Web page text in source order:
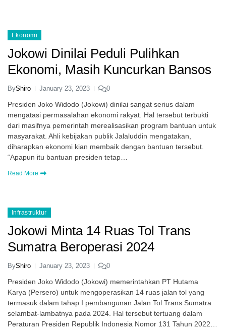
Ekonomi
Jokowi Dinilai Peduli Pulihkan
Ekonomi, Masih Kuncurkan Bansos
ByShiro January 23, 2023 0
Presiden Joko Widodo (Jokowi) dinilai sangat serius dalam
mengatasi permasalahan ekonomi rakyat. Hal tersebut terbukti
dari masifnya pemerintah merealisasikan program bantuan untuk
masyarakat. Ahli kebijakan publik Jalaluddin mengatakan,
diharapkan ekonomi kian membaik dengan bantuan tersebut.
“Apapun itu bantuan presiden tetap…
Read More
Infrastruktur
Jokowi Minta 14 Ruas Tol Trans
Sumatra Beroperasi 2024
ByShiro January 23, 2023 0
Presiden Joko Widodo (Jokowi) memerintahkan PT Hutama
Karya (Persero) untuk mengoperasikan 14 ruas jalan tol yang
termasuk dalam tahap I pembangunan Jalan Tol Trans Sumatra
selambat-lambatnya pada 2024. Hal tersebut tertuang dalam
Peraturan Presiden Republik Indonesia Nomor 131 Tahun 2022…